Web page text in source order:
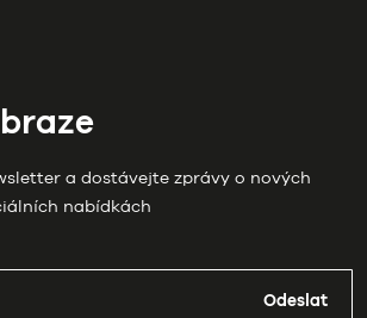
a dostávejte zprávy o nových
nabídkách
Odeslat